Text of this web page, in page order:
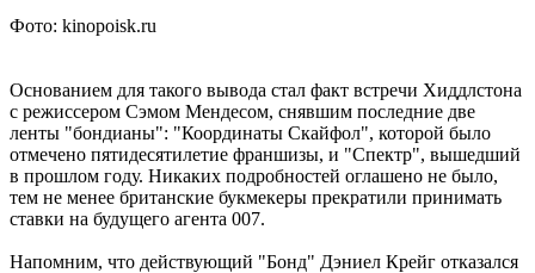
Фото: kinopoisk.ru
Основанием для такого вывода стал факт встречи Хиддлстона
с режиссером Сэмом Мендесом, снявшим последние две
ленты "бондианы": "Координаты Скайфол", которой было
отмечено пятидесятилетие франшизы, и "Спектр", вышедший
в прошлом году. Никаких подробностей оглашено не было,
тем не менее британские букмекеры прекратили принимать
ставки на будущего агента 007.
Напомним, что действующий "Бонд" Дэниел Крейг отказался